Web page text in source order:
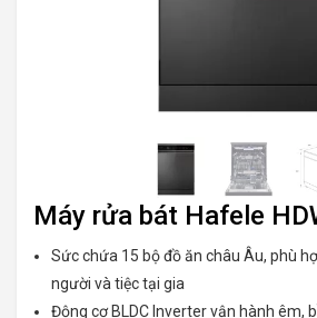
Máy rửa bát Hafele
Sức chứa 15 bộ đồ ăn châu Âu, phù
người và tiệc tại gia
Động cơ BLDC Inverter vận hành êm,